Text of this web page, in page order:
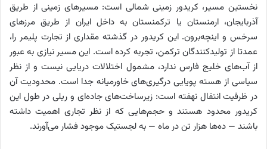
نخستین مسیر، کریدور زمینی شمالی است: مسیرهای زمینی از طریق
آذربایجان، ارمنستان یا ترکمنستان به داخل ایران از طریق مرزهای
سرخس و اینچه‌برون. این کریدور در گذشته مقداری از تجارت پلیمر را،
عمدتا از تولیدکنندگان ترکمن، تجربه کرده است. این مسیر نیازی به عبور
از آب‌های خلیج فارس ندارد، مشمول اختلالات دریایی نیست و از نظر
سیاسی از هسته پویایی درگیری‌های خاورمیانه جدا است. محدودیت آن
در ظرفیت انتقال نهفته است: زیرساخت‌های جاده‌ای و ریلی در طول این
کریدور محدود هستند و حجم‌هایی که از نظر تجاری اهمیت داشته
باشند — ده‌ها هزار تن در ماه — به لجستیک موجود فشار می‌آورند.